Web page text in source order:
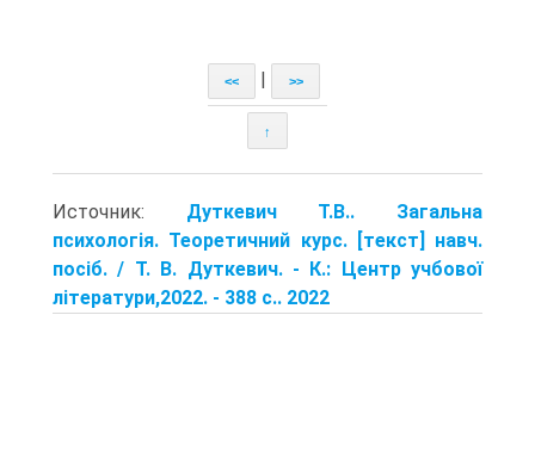
<< >>
↑
Источник: Дуткевич Т.В.. Загальна
психологія. Теоретичний курс. [текст] навч.
посіб. / Т. В. Дуткевич. - К.: Центр учбової
літератури,2022. - 388 с.. 2022